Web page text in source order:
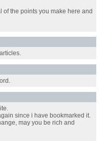
of the points you make here and
since i have bookmarked it.
may you be rich and